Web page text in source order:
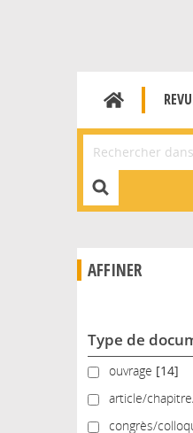
Affiner la Recherche
AFFINER
Type de
ouvrageouvrage [14]
article/chapitre/
article/
congrès/colloque
congrès/